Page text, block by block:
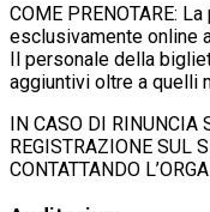
COME PRENOTARE:
esclusivamente online
Il personale della
aggiuntivi oltre a quelli
IN CASO DI RINUNCIA
REGISTRAZIONE SUL
CONTATTANDO